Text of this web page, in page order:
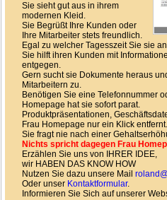
Sie sieht gut aus in ihrem
modernen Kleid.
Sie Begrüßt Ihre Kunden oder
Ihre Mitarbeiter stets freundlich.
Egal zu welcher Tagesszeit Sie sie
Sie hilft ihren Kunden mit
entgegen.
Gern sucht sie Dokumente heraus
Mitarbeitern zu.
Benötigen Sie eine Telefonnummer
Homepage hat sie sofort parat.
Produktpräsentationen,
Frau Homepage nur ein Klick entfernt.
Sie fragt nie nach einer
Nichts spricht dagegen Frau
Erzählen Sie uns von IHRER IDEE,
wir HABEN DAS KNOW HOW
Nutzen Sie dazu unsere Mail
Oder unser Kontaktformular.
Informieren Sie Sich auf unserer